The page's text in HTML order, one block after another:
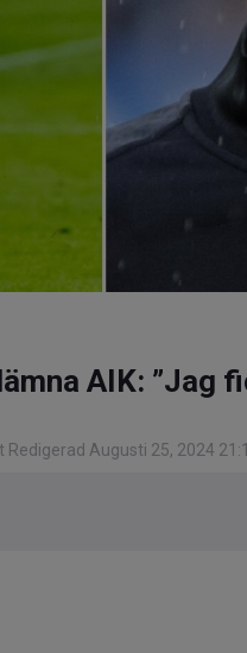
AIK: ”Jag
Redigerad Augusti 25, 2024